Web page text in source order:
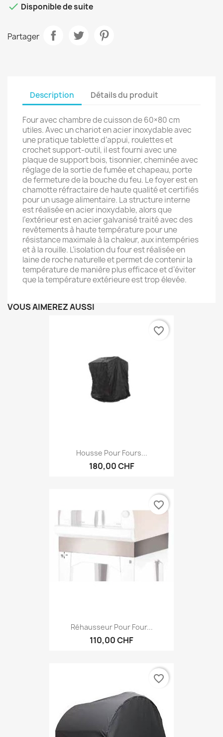
 Disponible de suite
Partager
Description Détails du produit
Four avec chambre de cuisson de 60×80 cm
utiles. Avec un chariot en acier inoxydable avec
une pratique tablette d’appui, roulettes et
crochet support-outil, il est fourni avec une
plaque de support bois, tisonnier, cheminée avec
réglage de la sortie de fumée et chapeau, porte
de fermeture de la bouche du feu. Le foyer est en
chamotte réfractaire de haute qualité et certifiés
pour un usage alimentaire. La structure interne
est réalisée en acier inoxydable, alors que
l’extérieur est en acier galvanisé traité avec des
revêtements à haute température pour une
résistance maximale à la chaleur, aux intempéries
et à la rouille. L’isolation du four est réalisée en
laine de roche naturelle et permet de contenir la
température de manière plus efficace et d’éviter
que la température extérieure est trop élevée.
VOUS AIMEREZ AUSSI
Housse Pour Fours...
180,00 CHF
favorite_border
Réhausseur Pour Four...
110,00 CHF
favorite_border
favorite_border